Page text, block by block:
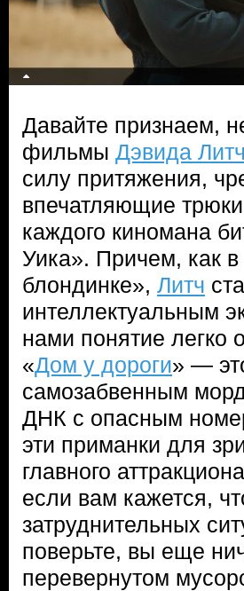
Давайте признаем,
фильмы Дэвида
силу притяжения,
впечатляющие
каждого киномана
Уика». Причем, как в
блондинке», Литч
интеллектуальным
нами понятие легко
«Дом у дороги» —
самозабвенным
ДНК с опасным
эти приманки для
главного
если вам кажется,
затруднительных
поверьте, вы еще
перевернутом